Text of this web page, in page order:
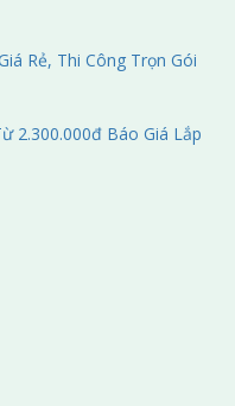
Rẻ, Thi Công Trọn Gói
2.300.000đ Báo Giá Lắp